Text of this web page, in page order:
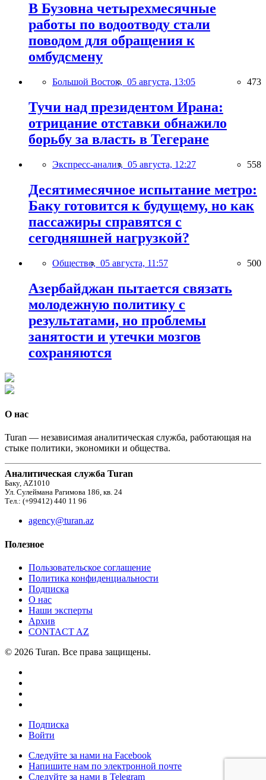
В Бузовна четырехмесячные
работы по водоотводу стали
поводом для обращения к
омбудсмену
Большой Восток, 05 августа, 13:05 473
Тучи над президентом Ирана:
отрицание отставки обнажило
борьбу за власть в Тегеране
Экспресс-анализ, 05 августа, 12:27 558
Десятимесячное испытание метро:
Баку готовится к будущему, но как
пассажиры справятся с
сегодняшней нагрузкой?
Общество, 05 августа, 11:57 500
Азербайджан пытается связать
молодежную политику с
результатами, но проблемы
занятости и утечки мозгов
сохраняются
О нас
Turan — независимая аналитическая служба, работающая на
стыке политики, экономики и общества.
Аналитическая служба Turan
Баку, AZ1010
Ул. Сулеймана Рагимова 186, кв. 24
Тел.: (+99412) 440 11 96
agency@turan.az
Полезное
Пользовательское соглашение
Политика конфиденциальности
Подписка
О нас
Наши эксперты
Архив
CONTACT AZ
© 2026 Turan. Все права защищены.
Подписка
Войти
Следуйте за нами на Facebook
Напишите нам по электронной почте
Следуйте за нами в Telegram